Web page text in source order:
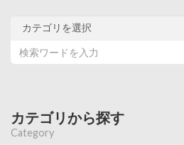
カテゴリから探す
Category